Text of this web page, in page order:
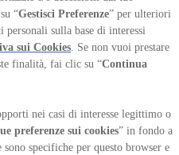
“Gestisci Preferenze” per ulteriori
sulla base di interessi
sui Cookies. Se non vuoi prestare
finalità, fai clic su “Continua
nei casi di interesse legittimo o
preferenze sui cookies” in fondo a
specifiche per questo browser e